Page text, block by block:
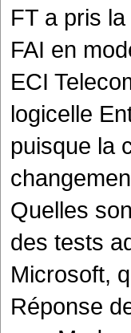
FT a pris
FAI en
ECI
logicelle
puisque la
Quelles
des tests
Microsoft,
Réponse